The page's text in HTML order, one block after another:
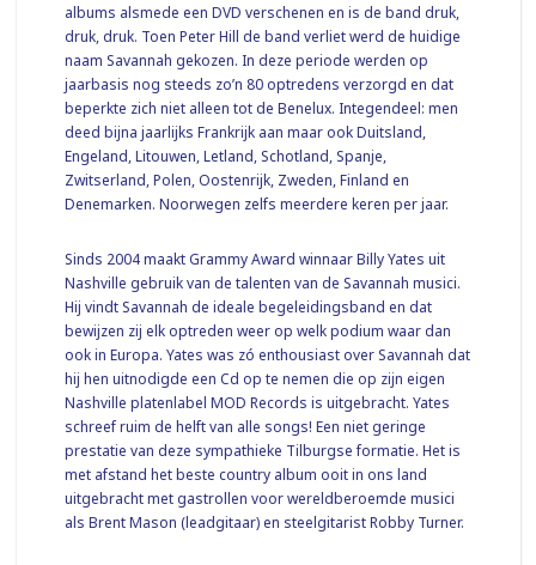
albums alsmede een DVD verschenen en is de band druk,
druk, druk. Toen Peter Hill de band verliet werd de huidige
naam Savannah gekozen. In deze periode werden op
jaarbasis nog steeds zo’n 80 optredens verzorgd en dat
beperkte zich niet alleen tot de Benelux. Integendeel: men
deed bijna jaarlijks Frankrijk aan maar ook Duitsland,
Engeland, Litouwen, Letland, Schotland, Spanje,
Zwitserland, Polen, Oostenrijk, Zweden, Finland en
Denemarken. Noorwegen zelfs meerdere keren per jaar.
Sinds 2004 maakt Grammy Award winnaar Billy Yates uit
Nashville gebruik van de talenten van de Savannah musici.
Hij vindt Savannah de ideale begeleidingsband en dat
bewijzen zij elk optreden weer op welk podium waar dan
ook in Europa. Yates was zó enthousiast over Savannah dat
hij hen uitnodigde een Cd op te nemen die op zijn eigen
Nashville platenlabel MOD Records is uitgebracht. Yates
schreef ruim de helft van alle songs! Een niet geringe
prestatie van deze sympathieke Tilburgse formatie. Het is
met afstand het beste country album ooit in ons land
uitgebracht met gastrollen voor wereldberoemde musici
als Brent Mason (leadgitaar) en steelgitarist Robby Turner.